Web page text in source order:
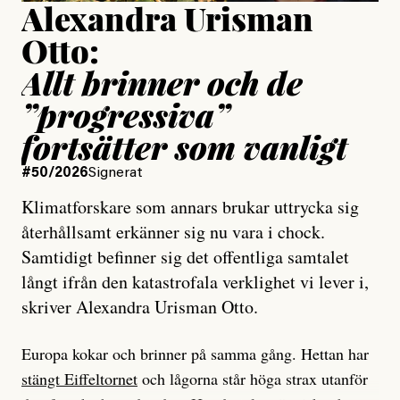
Alexandra Urisman
Otto:
Allt brinner och de
”progressiva”
fortsätter som vanligt
#50/2026Signerat
Klimatforskare som annars brukar uttrycka sig
återhållsamt erkänner sig nu vara i chock.
Samtidigt befinner sig det offentliga samtalet
långt ifrån den katastrofala verklighet vi lever i,
skriver Alexandra Urisman Otto.
Europa kokar och brinner på samma gång. Hettan har
stängt Eiffeltornet och lågorna står höga strax utanför